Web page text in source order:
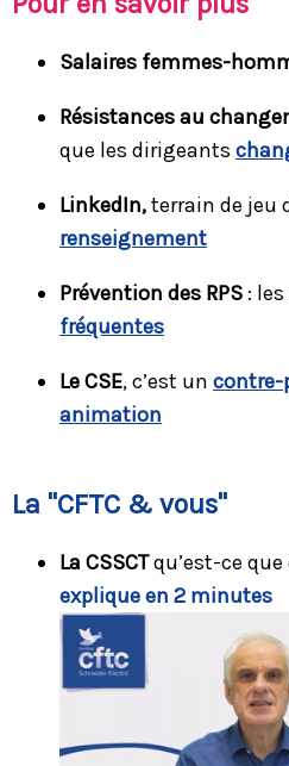
Salaires femmes-
Résistances au
que les dirigeants
LinkedIn,terrain de jeu
renseignement
Prévention des RPS :
fréquentes
Le CSE, c’est un contre-
animation
La "CFTC & vous"
La CSSCTqu’est-ce que
explique en 2 minutes